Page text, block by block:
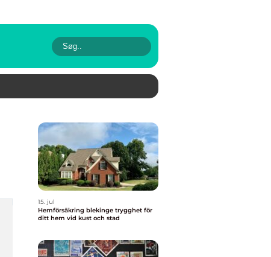
15. jul
Hemförsäkring blekinge trygghet för
ditt hem vid kust och stad